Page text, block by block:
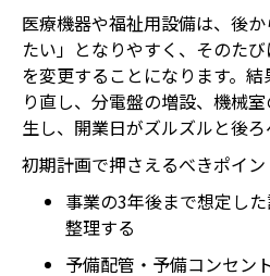
医療機器や福祉用設備は、後
たい」となりやすく、そのた
を変更することになります。
り直し、分電盤の増設、機械
生し、開業日がズルズルと後ろ
初期計画で押さえるべきポイン
事業の3年後まで想定し
整理する
予備配管・予備コンセン